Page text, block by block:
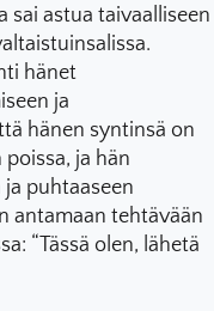
sai astua taivaalliseen
hänet
ja
hänen syntinsä on
ja hän
puhtaaseen
antamaan tehtävään
“Tässä olen, lähetä